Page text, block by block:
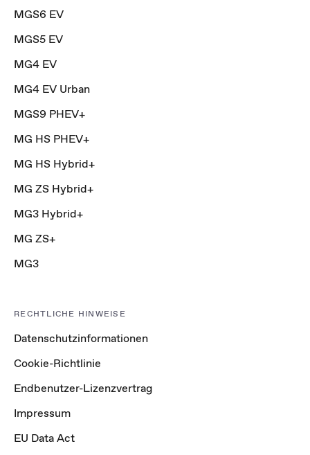
MGS6 EV
MGS5 EV
MG4 EV
MG4 EV Urban
MGS9 PHEV+
MG HS PHEV+
MG HS Hybrid+
MG ZS Hybrid+
MG3 Hybrid+
MG ZS+
MG3
RECHTLICHE HINWEISE
Datenschutzinformationen
Cookie-Richtlinie
Endbenutzer-Lizenzvertrag
Impressum
EU Data Act